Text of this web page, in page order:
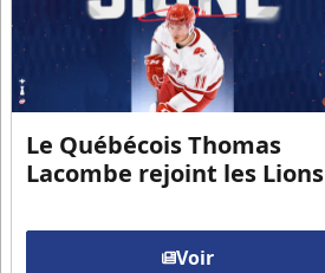
Le Québécois Thomas
Lacombe rejoint les Lions
Voir